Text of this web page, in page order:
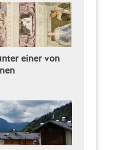
einer von